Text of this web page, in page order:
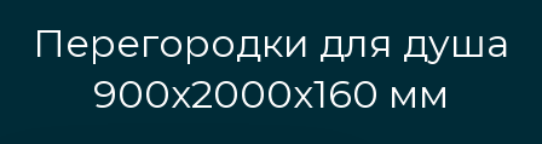
Перегородки для душа
900х2000х160 мм